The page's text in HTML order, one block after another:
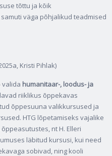
tõttu ja kõik
väga põhjalikud teadmised
Kristi Pihlak)
valida humanitaar-, loodus- ja
riiklikus õppekavas
õppesuuna valikkursused ja
HTG lõpetamiseks vajalike
nt H. Elleri
läbitud kursusi, kui need
sobivad, ning kooli